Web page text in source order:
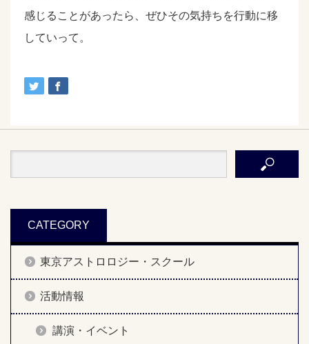
感じることがあったら、ぜひその気持ちを行動に移
していって。
CATEGORY
東京アストロロジー・スクール
活動情報
講演・イベント